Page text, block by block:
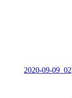
2020-09-09_02